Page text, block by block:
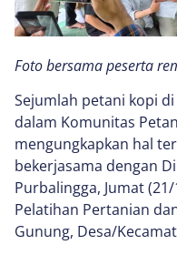
Foto bersama peserta
Sejumlah petani kopi
dalam Komunitas
mengungkapkan hal
bekerjasama dengan
Purbalingga, Jumat
Pelatihan Pertanian
Gunung, Desa/